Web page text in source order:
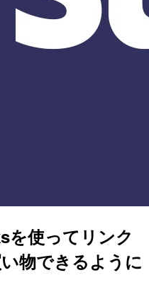
使ってリンク
物できるように